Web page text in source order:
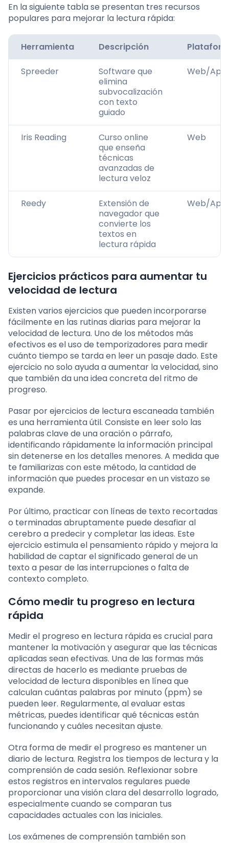
En la siguiente tabla se presentan tres recursos
populares para mejorar la lectura rápida:
Herramienta Descripción
Spreeder
Software que
elimina
subvocalización
con texto
guiado
Web/App
Iris Reading
Curso online
que enseña
técnicas
avanzadas de
lectura veloz
Web
Reedy
Extensión de
navegador que
convierte los
textos en
lectura rápida
Web/App
Ejercicios prácticos para aumentar tu
velocidad de lectura
Existen varios ejercicios que pueden incorporarse
fácilmente en las rutinas diarias para mejorar la
velocidad de lectura. Uno de los métodos más
efectivos es el uso de temporizadores para medir
cuánto tiempo se tarda en leer un pasaje dado. Este
ejercicio no solo ayuda a aumentar la velocidad, sino
que también da una idea concreta del ritmo de
progreso.
Pasar por ejercicios de lectura escaneada también
es una herramienta útil. Consiste en leer solo las
palabras clave de una oración o párrafo,
identificando rápidamente la información principal
sin detenerse en los detalles menores. A medida que
te familiarizas con este método, la cantidad de
información que puedes procesar en un vistazo se
expande.
Por último, practicar con líneas de texto recortadas
o terminadas abruptamente puede desafiar al
cerebro a predecir y completar las ideas. Este
ejercicio estimula el pensamiento rápido y mejora la
habilidad de captar el significado general de un
texto a pesar de las interrupciones o falta de
contexto completo.
Cómo medir tu progreso en lectura
rápida
Medir el progreso en lectura rápida es crucial para
mantener la motivación y asegurar que las técnicas
aplicadas sean efectivas. Una de las formas más
directas de hacerlo es mediante pruebas de
velocidad de lectura disponibles en línea que
calculan cuántas palabras por minuto (ppm) se
pueden leer. Regularmente, al evaluar estas
métricas, puedes identificar qué técnicas están
funcionando y cuáles necesitan ajuste.
Otra forma de medir el progreso es mantener un
diario de lectura. Registra los tiempos de lectura y la
comprensión de cada sesión. Reflexionar sobre
estos registros en intervalos regulares puede
proporcionar una visión clara del desarrollo logrado,
especialmente cuando se comparan tus
capacidades actuales con las iniciales.
Los exámenes de comprensión también son